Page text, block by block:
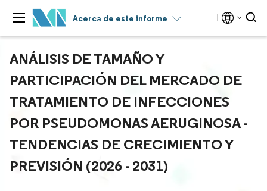
Acerca de este informe
ANÁLISIS DE TAMAÑO Y
PARTICIPACIÓN DEL MERCADO DE
TRATAMIENTO DE INFECCIONES
POR PSEUDOMONAS AERUGINOSA -
TENDENCIAS DE CRECIMIENTO Y
PREVISIÓN (2026 - 2031)